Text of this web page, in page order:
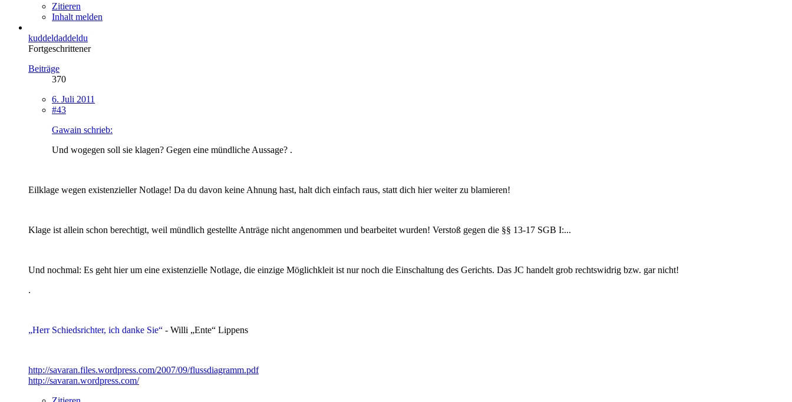
Zitieren
Inhalt melden
kuddeldaddeldu
Fortgeschrittener
Beiträge
370
6. Juli 2011
#43
Gawain schrieb:
Und wogegen soll sie klagen? Gegen eine mündliche Aussage? .
Eilklage wegen existenzieller Notlage! Da du davon keine Ahnung hast, halt dich einfach raus, statt dich hier weiter zu blamieren!
Klage ist allein schon berechtigt, weil mündlich gestellte Anträge nicht angenommen und bearbeitet wurden! Verstoß gegen die §§ 13-17 SGB I:...
Und nochmal: Es geht hier um eine existenzielle Notlage, die einzige Möglichkleit ist nur noch die Einschaltung des Gerichts. Das JC handelt grob rechtswidrig bzw. gar nicht!
.
„Herr Schiedsrichter, ich danke Sie“ - Willi „Ente“ Lippens
http://savaran.files.wordpress.com/2007/09/flussdiagramm.pdf
http://savaran.wordpress.com/